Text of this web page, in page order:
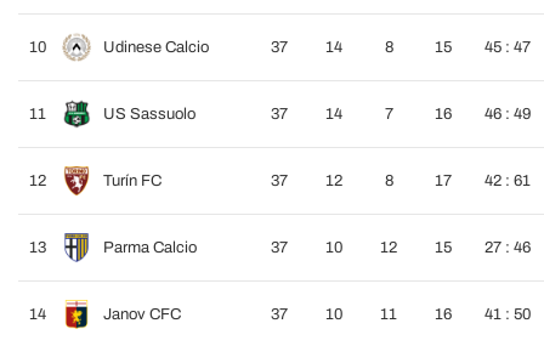
10 Udinese Calcio 37 14 8 15 45 : 47
11 US Sassuolo 37 14 7 16 46 : 49
12 Turín FC 37 12 8 17 42 : 61
13 Parma Calcio 37 10 12 15 27 : 46
14 Janov CFC 37 10 11 16 41 : 50